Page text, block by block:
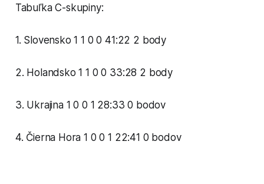
Tabuľka C-skupiny:
1. Slovensko 1 1 0 0 41:22 2 body
2. Holandsko 1 1 0 0 33:28 2 body
3. Ukrajina 1 0 0 1 28:33 0 bodov
4. Čierna Hora 1 0 0 1 22:41 0 bodov